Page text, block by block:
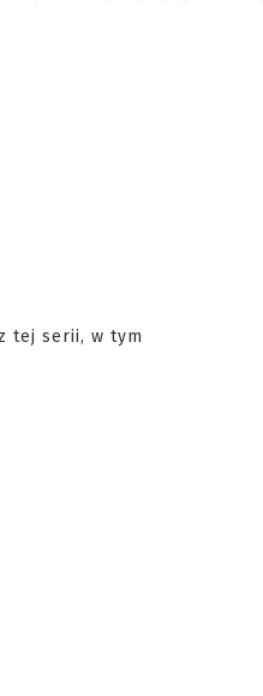
tej serii, w tym